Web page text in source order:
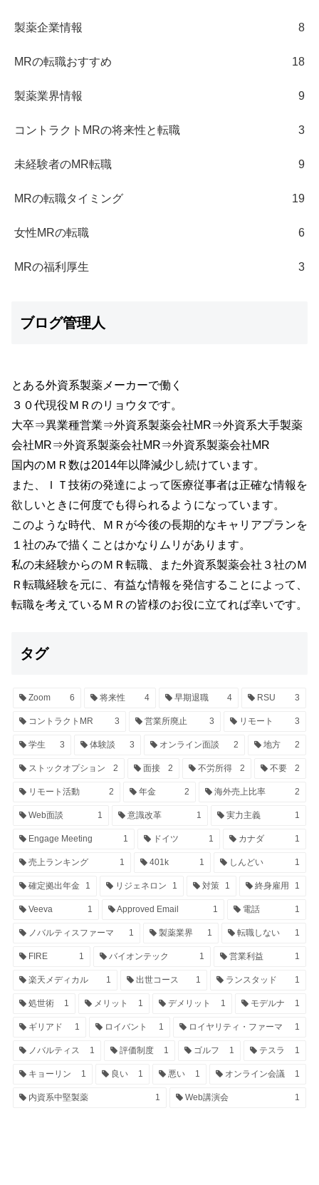
製薬企業情報 8
MRの転職おすすめ 18
製薬業界情報 9
コントラクトMRの将来性と転職 3
未経験者のMR転職 9
MRの転職タイミング 19
女性MRの転職 6
MRの福利厚生 3
ブログ管理人
とある外資系製薬メーカーで働く
３０代現役ＭＲのリョウタです。
大卒⇒異業種営業⇒外資系製薬会社MR⇒外資系大手製薬
会社MR⇒外資系製薬会社MR⇒外資系製薬会社MR
国内のＭＲ数は2014年以降減少し続けています。
また、ＩＴ技術の発達によって医療従事者は正確な情報を
欲しいときに何度でも得られるようになっています。
このような時代、ＭＲが今後の長期的なキャリアプランを
１社のみで描くことはかなりムリがあります。
私の未経験からのＭＲ転職、また外資系製薬会社３社のＭ
Ｒ転職経験を元に、有益な情報を発信することによって、
転職を考えているＭＲの皆様のお役に立てれば幸いです。
タグ
Zoom 6 将来性 4 早期退職 4 RSU 3
コントラクトMR 3 営業所廃止 3 リモート 3
学生 3 体験談 3 オンライン面談 2 地方 2
ストックオプション 2 面接 2 不労所得 2 不要 2
リモート活動 2 年金 2 海外売上比率 2
Web面談 1 意識改革 1 実力主義 1
Engage Meeting 1 ドイツ 1 カナダ 1
売上ランキング 1 401k 1 しんどい 1
確定拠出年金 1 リジェネロン 1 対策 1 終身雇用 1
Veeva 1 Approved Email 1 電話 1
ノバルティスファーマ 1 製薬業界 1 転職しない 1
FIRE 1 バイオンテック 1 営業利益 1
楽天メディカル 1 出世コース 1 ランスタッド 1
処世術 1 メリット 1 デメリット 1 モデルナ 1
ギリアド 1 ロイバント 1 ロイヤリティ・ファーマ 1
ノバルティス 1 評価制度 1 ゴルフ 1 テスラ 1
キョーリン 1 良い 1 悪い 1 オンライン会議 1
内資系中堅製薬 1 Web講演会 1